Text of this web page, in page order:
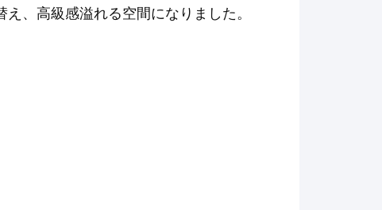
、高級感溢れる空間になりました。